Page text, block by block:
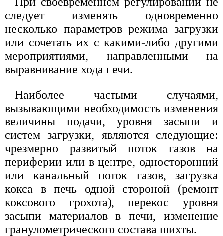
следует изменять одновременно
несколько параметров режима загрузки
или сочетать их с какими-либо другими
мероприятиями, направленными на
выравнивание хода печи.
Наиболее частыми случаями,
вызывающими необходимость изменения
величины подачи, уровня засыпи и
систем загрузки, являются следующие:
чрезмерно развитый поток газов на
периферии или в центре, односторонний
или канальный поток газов, загрузка
кокса в печь одной стороной (ремонт
коксового грохота), перекос уровня
засыпи материалов в печи, изменение
гранулометрического состава шихты.